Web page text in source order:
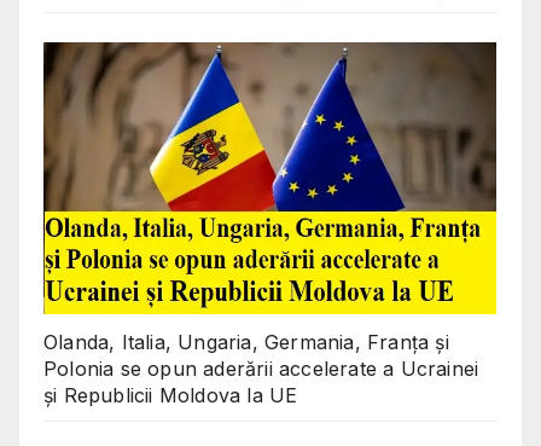
Olanda, Italia, Ungaria, Germania, Franța și
Polonia se opun aderării accelerate a Ucrainei
și Republicii Moldova la UE